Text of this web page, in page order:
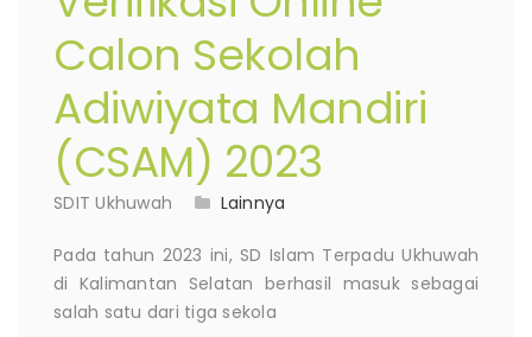
Calon Sekolah
Adiwiyata Mandiri
(CSAM) 2023
SDIT Ukhuwah Lainnya
Pada tahun 2023 ini, SD Islam Terpadu Ukhuwah
di Kalimantan Selatan berhasil masuk sebagai
salah satu dari tiga sekola